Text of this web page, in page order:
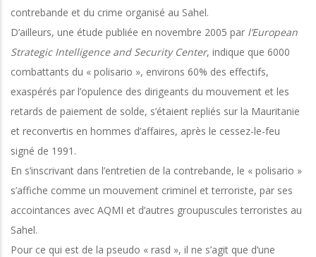
contrebande et du crime organisé au Sahel.
D’ailleurs, une étude publiée en novembre 2005 par l’European
Strategic Intelligence and Security Center, indique que 6000
combattants du « polisario », environs 60% des effectifs,
exaspérés par l’opulence des dirigeants du mouvement et les
retards de paiement de solde, s’étaient repliés sur la Mauritanie
et reconvertis en hommes d’affaires, après le cessez-le-feu
signé de 1991.
En s’inscrivant dans l’entretien de la contrebande, le « polisario »
s’affiche comme un mouvement criminel et terroriste, par ses
accointances avec AQMI et d’autres groupuscules terroristes au
Sahel.
Pour ce qui est de la pseudo « rasd », il ne s’agit que d’une